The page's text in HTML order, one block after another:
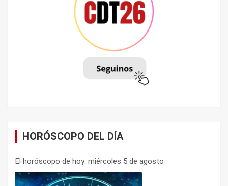
HORÓSCOPO DEL DÍA
El horóscopo de hoy: miércoles 5 de agosto